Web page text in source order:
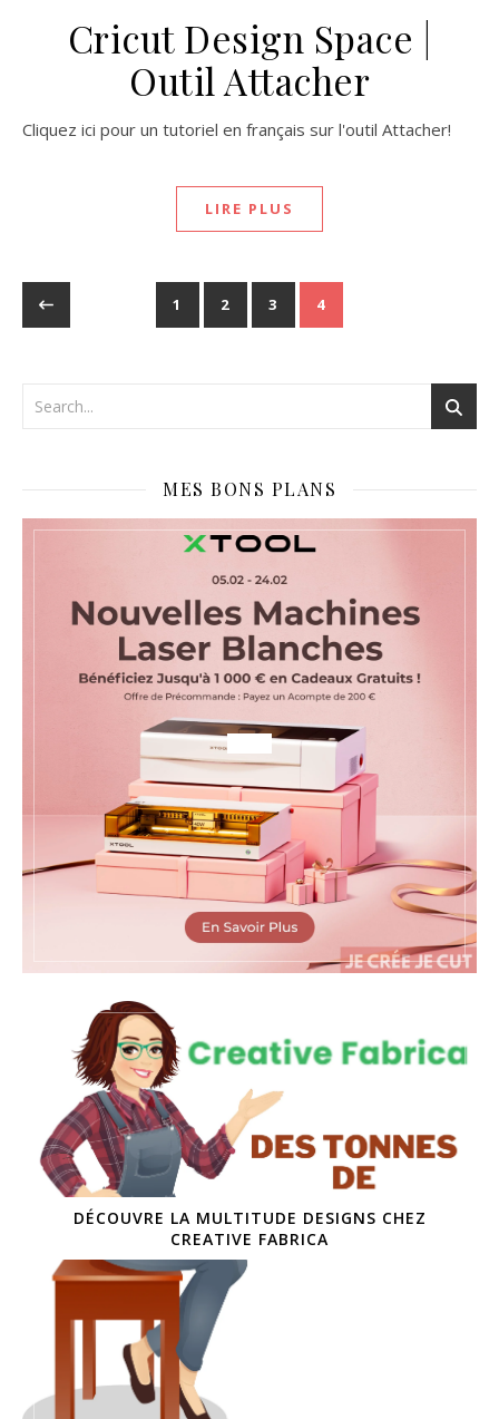
Cricut Design Space |
Outil Attacher
Cliquez ici pour un tutoriel en français sur l'outil Attacher!
LIRE PLUS
1 2 3 4
MES BONS PLANS
DÉCOUVRE LA MULTITUDE DESIGNS CHEZ
CREATIVE FABRICA